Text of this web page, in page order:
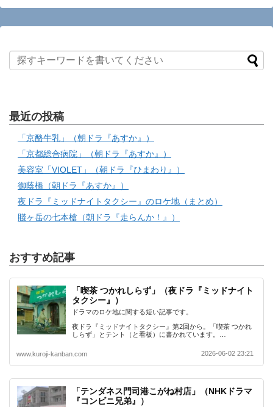
最近の投稿
「京酪牛乳」（朝ドラ『あすか』）
「京都総合病院」（朝ドラ『あすか』）
美容室「VIOLET」（朝ドラ『ひまわり』）
御蔭橋（朝ドラ『あすか』）
夜ドラ『ミッドナイトタクシー』のロケ地（まとめ）
賤ヶ岳の七本槍（朝ドラ『走らんか！』）
おすすめ記事
「喫茶 つかれしらず」（夜ドラ『ミッドナイト
タクシー』）
ドラマのロケ地に関する短い記事です。
夜ドラ『ミッドナイトタクシー』第2回から。「喫茶 つかれ
しらず」とテント（と看板）に書かれています。…
www.kuroji-kanban.com 2026-06-02 23:21
「テンダネス門司港こがね村店」（NHKドラマ
『コンビニ兄弟』）